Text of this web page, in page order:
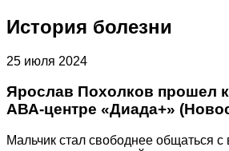
История болезни
25 июля 2024
Ярослав Похолков прошел
АВА-центре «Диада+»
Мальчик стал свободнее общаться с